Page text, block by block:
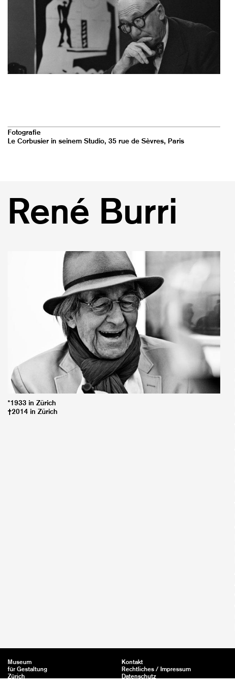
Fotografie
Le Corbusier in seinem Studio, 35 rue de Sèvres, Paris
René Burri
*1933 in Zürich
†2014 in Zürich
Museum
für Gestaltung
Zürich
Kontakt
Rechtliches / Impressum
Datenschutz